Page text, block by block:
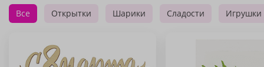
Все Открытки Шарики Сладости Игрушки